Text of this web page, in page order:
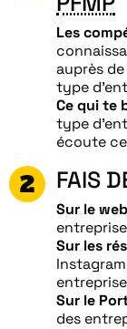
Les
auprès
type
Ce qui te
type
écoute
FAIS
Sur le
Sur les
Sur le
des